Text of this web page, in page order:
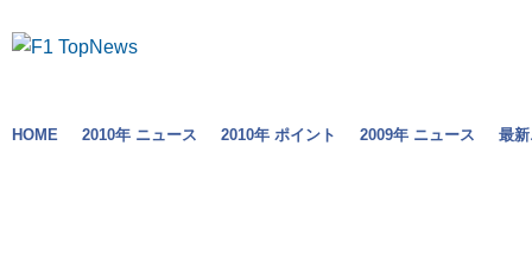
HOME 2010年 ニュース 2010年 ポイント 2009年 ニュース 最